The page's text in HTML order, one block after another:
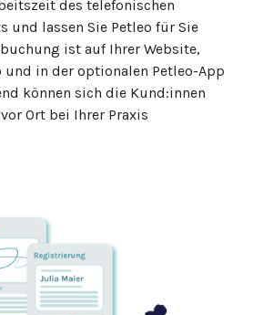
des telefonischen
und lassen Sie Petleo für Sie
ist auf Ihrer Website,
und in der optionalen Petleo-App
können sich die Kund:innen
Ort bei Ihrer Praxis